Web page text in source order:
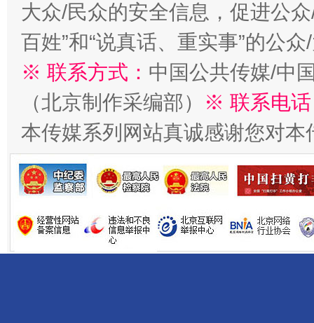
大众/民众的安全信息，促进公
百姓”和“说真话、重实事”的公
※ 联系方式： 中国公共传媒/中
（北京制作采编部）
※ 联系电
本传媒系列网站真诚感谢您对